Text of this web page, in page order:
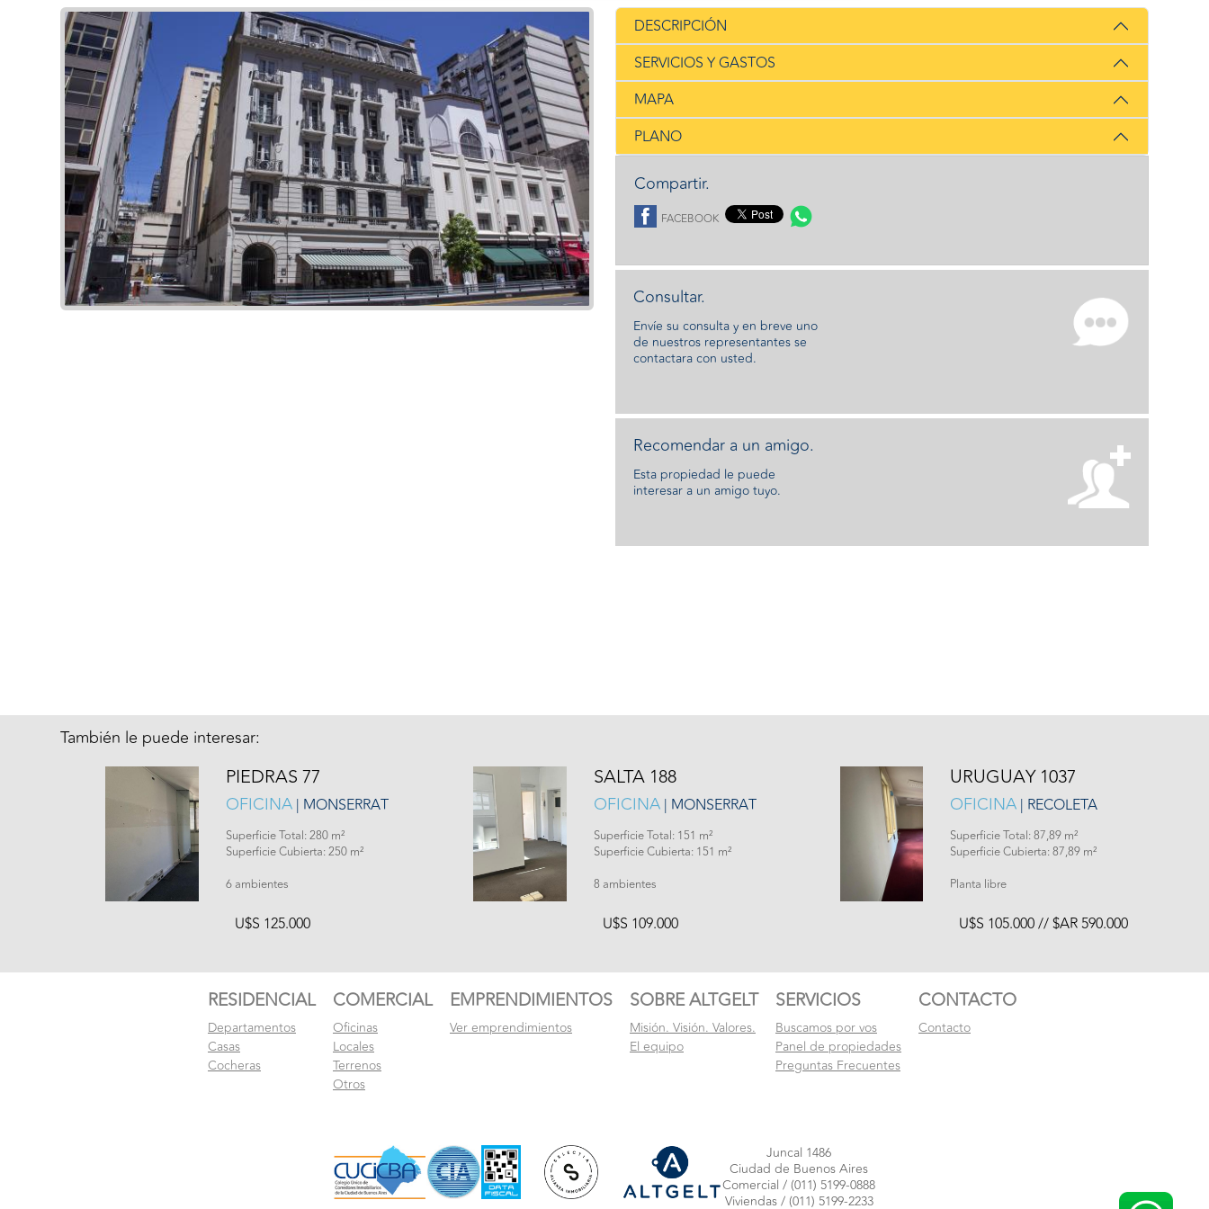
DESCRIPCIÓN
SERVICIOS Y GASTOS
MAPA
PLANO
Compartir.
FACEBOOK
Consultar.
Envíe su consulta y en breve uno
de nuestros representantes se
contactara con usted.
Recomendar a un amigo.
Esta propiedad le puede
interesar a un amigo tuyo.
También le puede interesar:
PIEDRAS 77
OFICINA | MONSERRAT
Superficie Total: 280 m²
Superficie Cubierta: 250 m²
6 ambientes
U$S 125.000
SALTA 188
OFICINA | MONSERRAT
Superficie Total: 151 m²
Superficie Cubierta: 151 m²
8 ambientes
U$S 109.000
URUGUAY 1037
OFICINA| RECOLETA
Superficie Total: 87,89 m²
Superficie Cubierta: 87,89 m²
Planta libre
U$S 105.000 // $AR 590.000
RESIDENCIAL
Departamentos
Casas
Cocheras
COMERCIAL
Oficinas
Locales
Terrenos
Otros
EMPRENDIMIENTOS
Ver emprendimientos
SOBRE ALTGELT
Misión. Visión. Valores.
El equipo
SERVICIOS
Buscamos por vos
Panel de propiedades
Preguntas Frecuentes
CONTACTO
Contacto
Juncal 1486
Ciudad de Buenos Aires
Comercial /(011) 5199-0888
Viviendas /(011) 5199-2233